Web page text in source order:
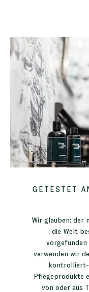
GETESTET
Wir glauben: der
die Welt
vorgefunden
verwenden wir
kontrolliert-
Pflegeprodukte
von oder aus